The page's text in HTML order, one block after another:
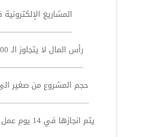
المشاريع
رأس المال لا يتجاوز الـ 250.000 $
حجم المشروع من صغير
يتم انجازها في 14 يوم عمل بحد أقصى